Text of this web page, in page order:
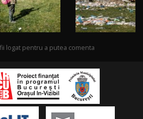
logat pentru a putea comenta